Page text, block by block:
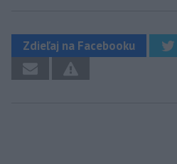
Zdieľaj na Facebooku